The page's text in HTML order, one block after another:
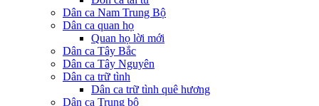
Dân ca Nam Trung Bộ
Dân ca quan họ
Quan họ lời mới
Dân ca Tây Bắc
Dân ca Tây Nguyên
Dân ca trữ tình
Dân ca trữ tình quê hương
Dân ca Trung bộ